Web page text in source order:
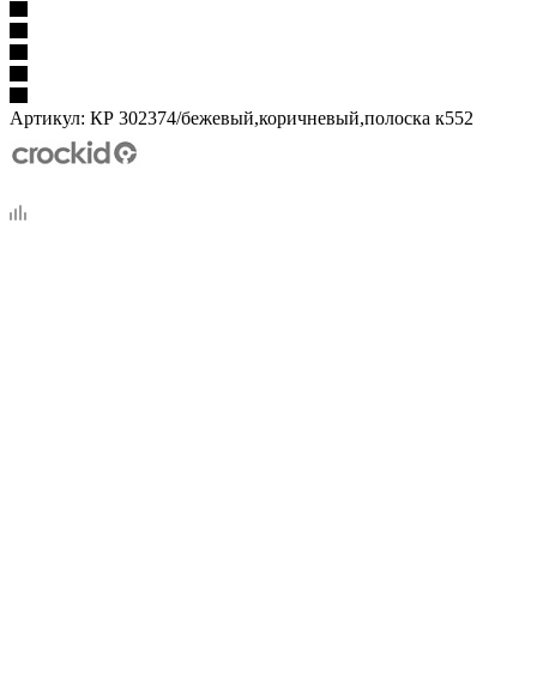
Артикул: КР 302374/бежевый,коричневый,полоска к552